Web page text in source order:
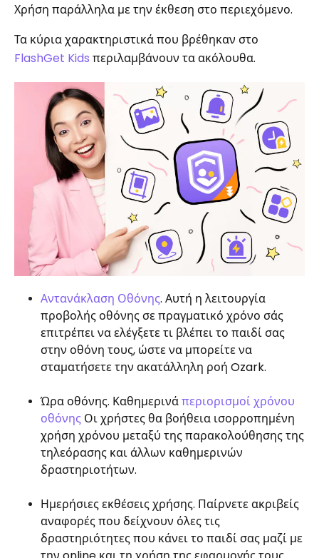
Χρήση παράλληλα με την έκθεση στο περιεχόμενο.
Τα κύρια χαρακτηριστικά που βρέθηκαν στο
FlashGet Kids περιλαμβάνουν τα ακόλουθα.
Αντανάκλαση Οθόνης. Αυτή η λειτουργία
προβολής οθόνης σε πραγματικό χρόνο σάς
επιτρέπει να ελέγξετε τι βλέπει το παιδί σας
στην οθόνη τους, ώστε να μπορείτε να
σταματήσετε την ακατάλληλη ροή Ozark.
Ώρα οθόνης. Καθημερινάπεριορισμοί χρόνου
οθόνης Οι χρήστες θα βοήθεια ισορροπημένη
χρήση χρόνου μεταξύ της παρακολούθησης της
τηλεόρασης και άλλων καθημερινών
δραστηριοτήτων.
Ημερήσιες εκθέσεις χρήσης. Παίρνετε ακριβείς
αναφορές που δείχνουν όλες τις
δραστηριότητες που κάνει το παιδί σας μαζί με